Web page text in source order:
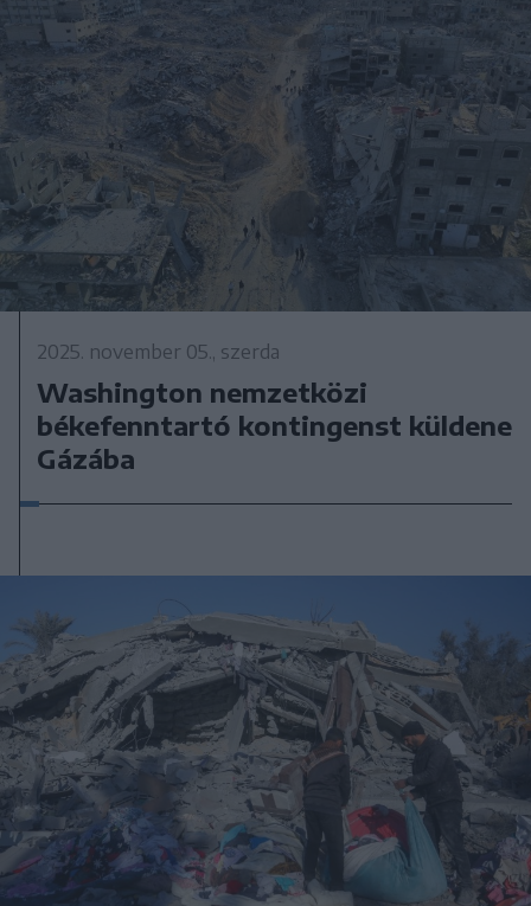
2025. november 05., szerda
Washington nemzetközi
békefenntartó kontingenst küldene
Gázába